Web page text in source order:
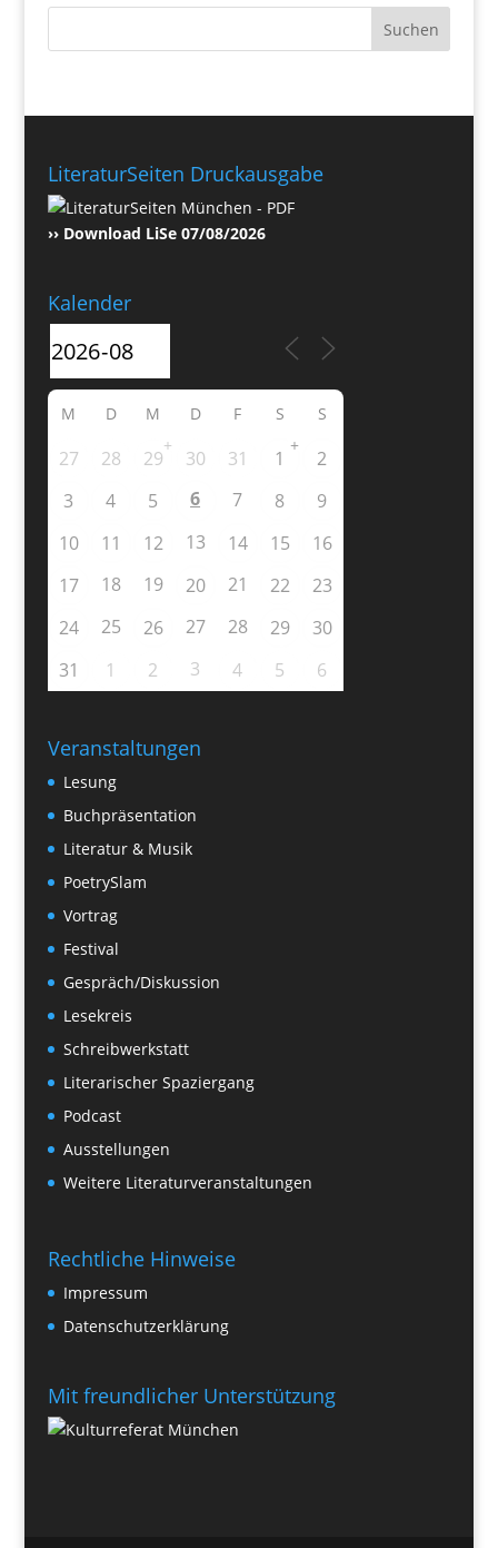
LiteraturSeiten Druckausgabe
›› Download LiSe 07/08/2026
Kalender
M D M D F S S
27 28 29
+
30 31 1
+
2
3
4 5 6 7 8
9
10
11 12 13 14 15
16
17
18 19 20 21 22
23
24
25 26 27 28 29
30
31
1 2 3 4 5 6
Veranstaltungen
Lesung
Buchpräsentation
Literatur & Musik
PoetrySlam
Vortrag
Festival
Gespräch/Diskussion
Lesekreis
Schreibwerkstatt
Literarischer Spaziergang
Podcast
Ausstellungen
Weitere Literaturveranstaltungen
Rechtliche Hinweise
Impressum
Datenschutzerklärung
Mit freundlicher Unterstützung